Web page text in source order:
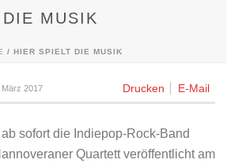
MUSIK
/ HIER SPIELT DIE MUSIK
Drucken E-Mail
März 2017
sofort die Indiepop-Rock-Band
Quartett veröffentlicht am